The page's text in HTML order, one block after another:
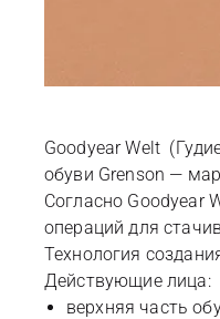
Goodyear Welt
обуви Grenson —
Согласно Goodyear
операций для
Технология
Действующие лица:
верхняя часть